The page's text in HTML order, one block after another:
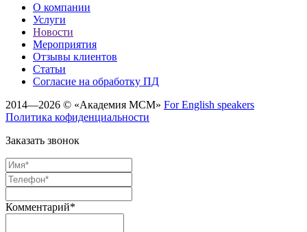
О компании
Услуги
Новости
Мероприятия
Отзывы клиентов
Статьи
Cогласие на обработку ПД
2014—2026 © «Академия МСМ» For English speakers
Политика кофиденциальности
Заказать звонок
Комментарий*